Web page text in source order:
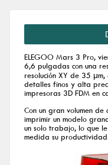
ELEGOO Mars 3 Pro,
6,6 pulgadas con una
resolución XY de 35
detalles finos y alta
impresoras 3D FDM en
Con un gran volumen
imprimir un modelo
un solo trabajo, lo que
medida su